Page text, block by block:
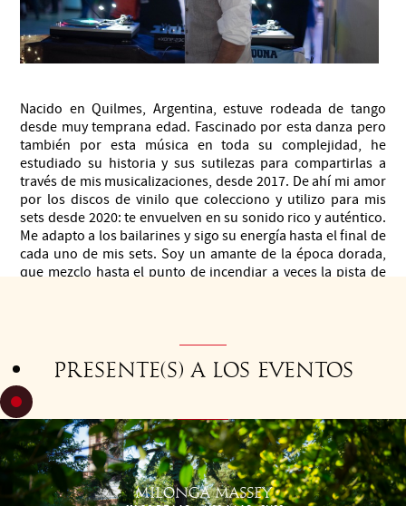
Nacido en Quilmes, Argentina, estuve rodeada de tango
desde muy temprana edad. Fascinado por esta danza pero
también por esta música en toda su complejidad, he
estudiado su historia y sus sutilezas para compartirlas a
través de mis musicalizaciones, desde 2017. De ahí mi amor
por los discos de vinilo que colecciono y utilizo para mis
sets desde 2020: te envuelven en su sonido rico y auténtico.
Me adapto a los bailarines y sigo su energía hasta el final de
cada uno de mis sets. Soy un amante de la época dorada,
que mezclo hasta el punto de incendiar a veces la pista de
Presente(s) a los eventos
MILONGA MASSEY